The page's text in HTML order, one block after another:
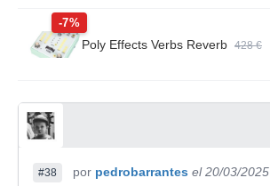
-7%
Poly Effects Verbs Reverb 428 €
#38 por pedrobarrantes el 20/03/2025